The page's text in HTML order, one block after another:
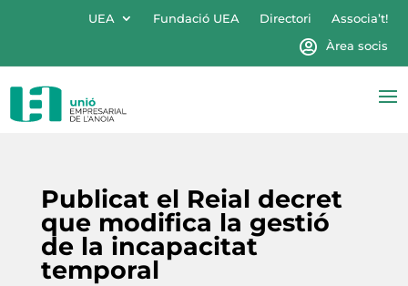
UEA Fundació UEA Directori
Associa’t!
Àrea socis
Publicat el Reial decret
que modifica la gestió
de la incapacitat
temporal